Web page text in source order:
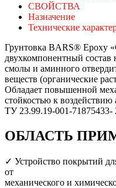
СВОЙСТВА
Назначение
Технические
Грунтовка BARS® Epoxy
двухкомпонентный состав
смолы и аминного
веществ (органические
Обладает повышенной
стойкостью к воздействию
ТУ 23.99.19-001-71875433-
ОБЛАСТЬ
✓ Устройство покрытий
от
механического и